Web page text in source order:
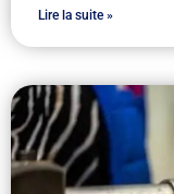
Lire la suite »